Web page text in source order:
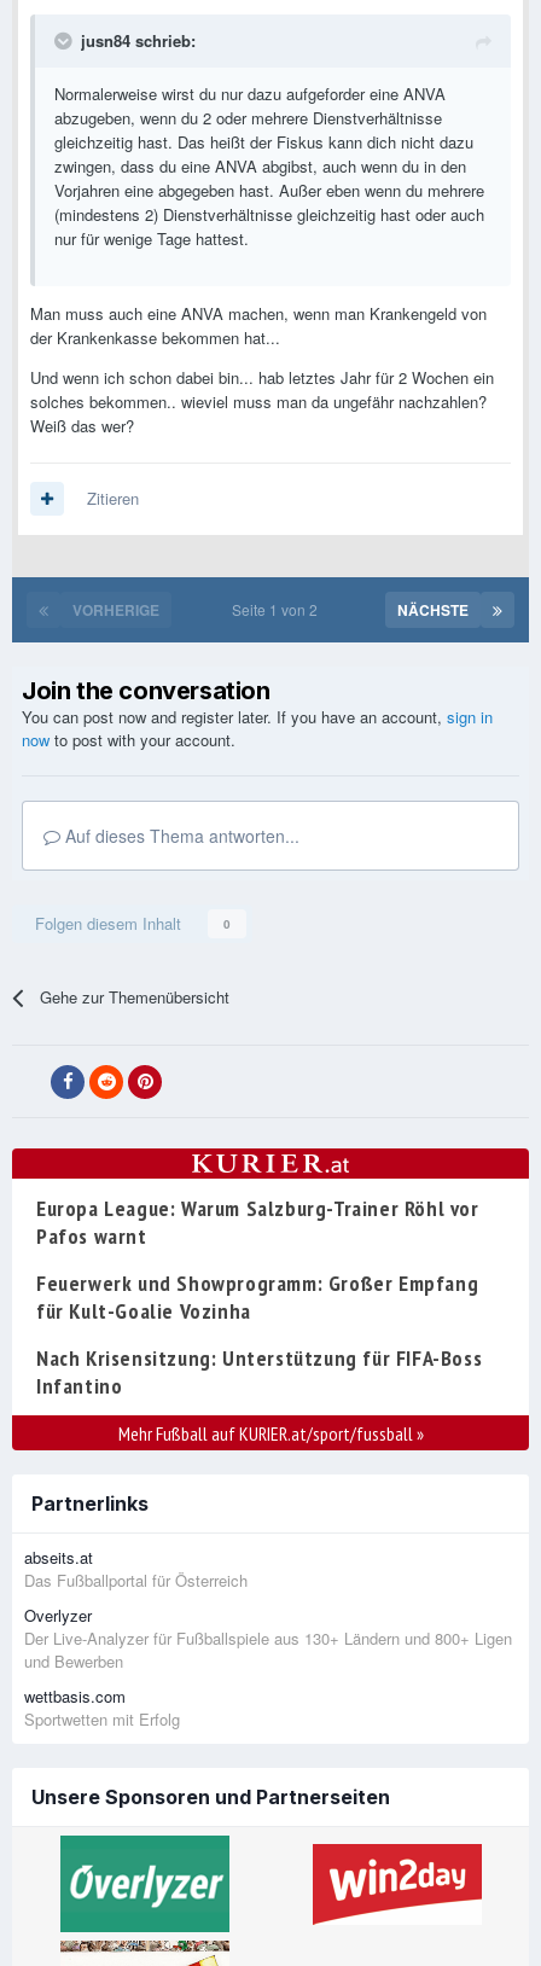
jusn84 schrieb:
Normalerweise wirst du nur dazu aufgeforder eine ANVA
abzugeben, wenn du 2 oder mehrere Dienstverhältnisse
gleichzeitig hast. Das heißt der Fiskus kann dich nicht dazu
zwingen, dass du eine ANVA abgibst, auch wenn du in den
Vorjahren eine abgegeben hast. Außer eben wenn du mehrere
(mindestens 2) Dienstverhältnisse gleichzeitig hast oder auch
nur für wenige Tage hattest.
Man muss auch eine ANVA machen, wenn man Krankengeld von
der Krankenkasse bekommen hat...
Und wenn ich schon dabei bin... hab letztes Jahr für 2 Wochen ein
solches bekommen.. wieviel muss man da ungefähr nachzahlen?
Weiß das wer?
Zitieren
VORHERIGE NÄCHSTE
Seite 1 von 2
Join the conversation
You can post now and register later. If you have an account, sign in
now to post with your account.
Auf dieses Thema antworten...
Folgen diesem Inhalt 0
Gehe zur Themenübersicht
Europa League: Warum Salzburg-Trainer Röhl vor
Pafos warnt
Feuerwerk und Showprogramm: Großer Empfang
für Kult-Goalie Vozinha
Nach Krisensitzung: Unterstützung für FIFA-Boss
Infantino
Mehr Fußball auf KURIER.at/sport/fussball»
Partnerlinks
abseits.at
Das Fußballportal für Österreich
Overlyzer
Der Live-Analyzer für Fußballspiele aus 130+ Ländern und 800+ Ligen
und Bewerben
wettbasis.com
Sportwetten mit Erfolg
Unsere Sponsoren und Partnerseiten